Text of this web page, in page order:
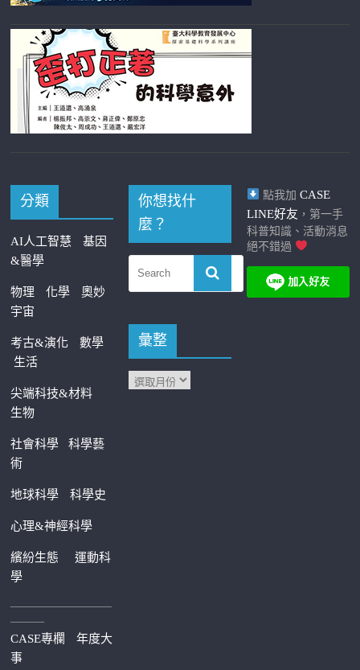
分類
AI人工智慧
基因
&醫學
物理 化學
奧妙
宇宙
考古&演化
數學
生活
尖端科技&材料
生物
社會科學科學藝
術
地球科學 科學史
心理&神經科學
繽紛生態運動科
學
—————————
———
CASE專欄
年度大
事
你想找什
麼？
彙整
點我加 CASE
LINE好友 ，第一手
科普知識、活動消息
絕不錯過